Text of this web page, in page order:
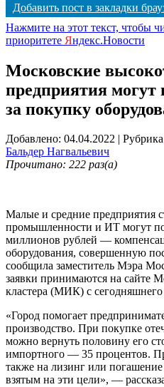
Добавить пост в закладки
Нажмите на этот текст, чтобы
приоритете Яндекс.Новости
Московские
предприятия могут
за покупку
Добавлено: 04.04.2022 |
Бальдер Нагвальевич
Прочитано: 222 раз(а)
Малые и средние предприятия
промышленности и ИТ могут
миллионов рублей —
оборудования, совершенную
сообщила заместитель Мэра
заявки принимаются на сайте
кластера (МИК) с
«Город помогает
производство. При покупке
можно вернуть половину его
импортного — 35 процентов.
также на лизинг или
взятым на эти цели», —